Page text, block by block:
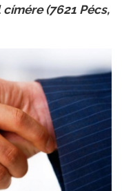
(7621 Pécs,